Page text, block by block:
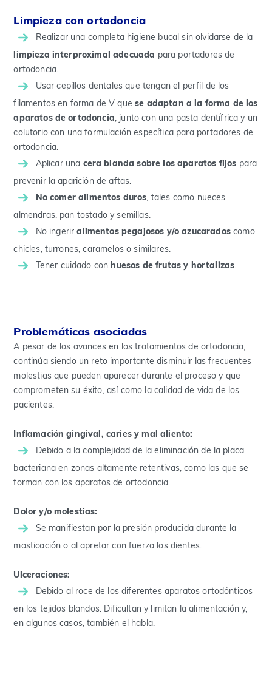
Limpieza con ortodoncia
Realizar una completa higiene bucal sin olvidarse de la
limpieza interproximal adecuada para portadores de
ortodoncia.
Usar cepillos dentales que tengan el perfil de los
filamentos en forma de V quese adaptan a la forma de los
aparatos de ortodoncia, junto con una pasta dentífrica y un
colutorio con una formulación específica para portadores de
ortodoncia.
Aplicar una cera blanda sobre los aparatos fijos para
prevenir la aparición de aftas.
No comer alimentos duros , tales como nueces
almendras, pan tostado y semillas.
No ingeriralimentos pegajosos y/o azucaradoscomo
chicles, turrones, caramelos o similares.
Tener cuidado conhuesos de frutas y hortalizas
Problemáticas asociadas
A pesar de los avances en los tratamientos de ortodoncia,
continúa siendo un reto importante disminuir las frecuentes
molestias que pueden aparecer durante el proceso y que
comprometen su éxito, así como la calidad de vida de los
pacientes.
Inflamación gingival, caries y mal aliento:
Debido a la complejidad de la eliminación de la placa
bacteriana en zonas altamente retentivas, como las que se
forman con los aparatos de ortodoncia.
Dolor y/o molestias:
Se manifiestan por la presión producida durante la
masticación o al apretar con fuerza los dientes.
Ulceraciones:
Debido al roce de los diferentes aparatos ortodónticos
en los tejidos blandos. Dificultan y limitan la alimentación y,
en algunos casos, también el habla.